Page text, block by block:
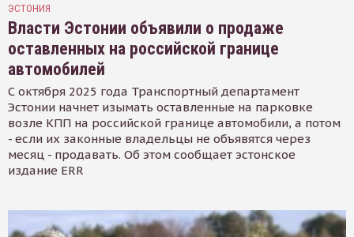
ЭСТОНИЯ
Власти Эстонии объявили о продаже
оставленных на российской границе
автомобилей
С октября 2025 года Транспортный департамент
Эстонии начнет изымать оставленные на парковке
возле КПП на российской границе автомобили, а потом
- если их законные владельцы не объявятся через
месяц - продавать. Об этом сообщает эстонское
издание ERR